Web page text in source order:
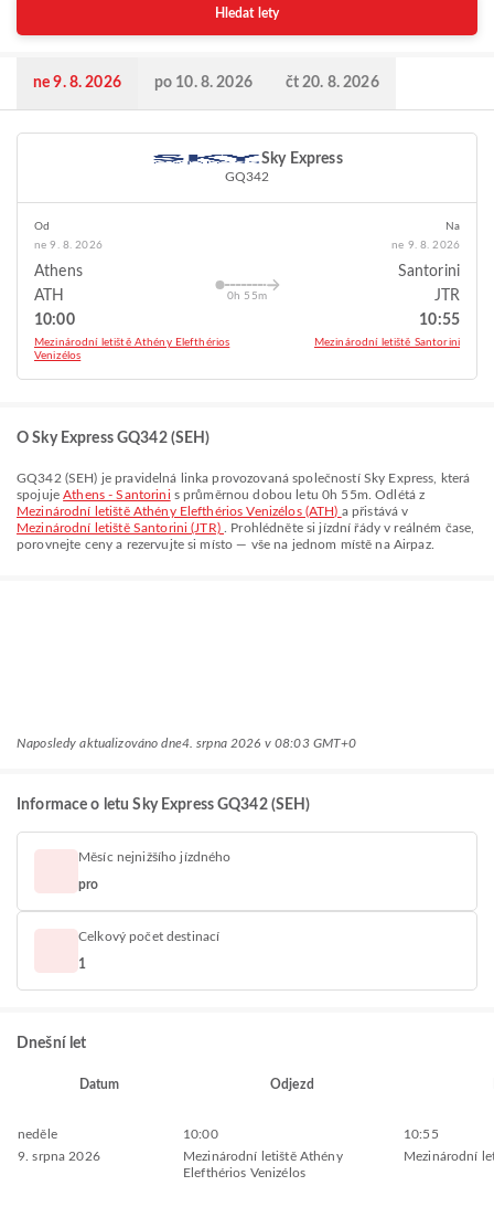
Hledat lety
ne 9. 8. 2026 po 10. 8. 2026 čt 20. 8. 2026
Sky Express
GQ342
Od
ne 9. 8. 2026
Athens
ATH
10:00
Mezinárodní letiště Athény Elefthérios
Venizélos
0h 55m
Na
ne 9. 8. 2026
Santorini
JTR
10:55
Mezinárodní letiště Santorini
O Sky Express GQ342 (SEH)
GQ342 (SEH) je pravidelná linka provozovaná společností Sky Express , která
spojujeAthens - Santorini s průměrnou dobou letu0h 55m . Odlétá z
Mezinárodní letiště Athény Elefthérios Venizélos (ATH) a přistává v
Mezinárodní letiště Santorini (JTR)
. Prohlédněte si jízdní řády v reálném čase,
porovnejte ceny a rezervujte si místo — vše na jednom místě na Airpaz.
Naposledy aktualizováno dne4. srpna 2026 v 08:03 GMT+0
Informace o letu Sky Express GQ342 (SEH)
Měsíc nejnižšího jízdného
pro
Celkový počet destinací
1
Dnešní let
Datum Odjezd
neděle
9. srpna 2026
10:00
Mezinárodní letiště Athény
Elefthérios Venizélos
10:55
Mezinárodní